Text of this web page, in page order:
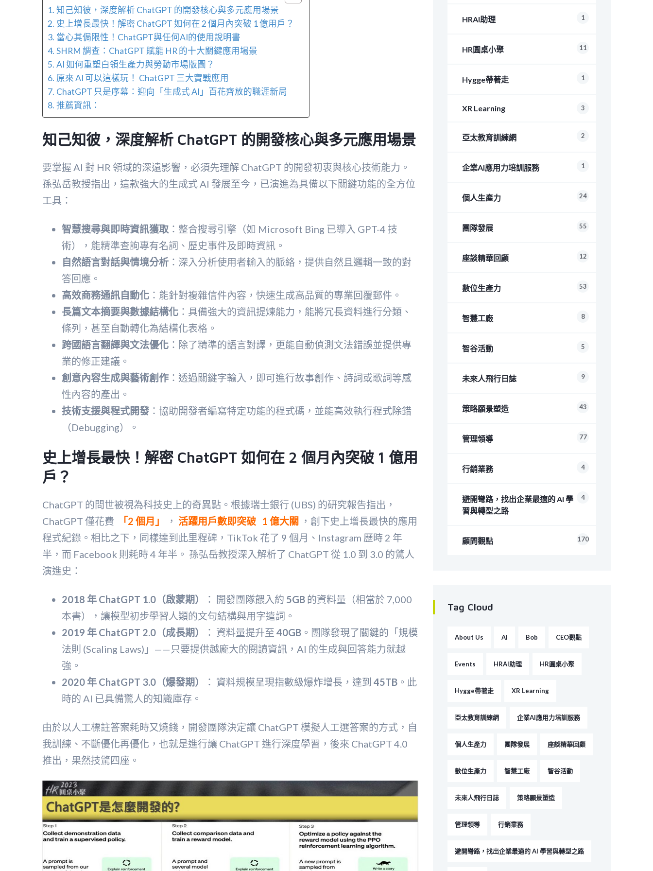
知己知彼，深度解析 ChatGPT 的開發核心與多元應用場景
史上增長最快！解密 ChatGPT 如何在 2 個月內突破 1 億用戶？
當心其侷限性！ChatGPT與任何AI的使用說明書
SHRM 調查：ChatGPT 賦能 HR 的十大關鍵應用場景
AI 如何重塑白領生產力與勞動市場版圖？
原來 AI 可以這樣玩！ ChatGPT 三大實戰應用
ChatGPT 只是序幕：迎向「生成式 AI」百花齊放的職涯新局
推薦資訊：
知己知彼，深度解析 ChatGPT 的開發核心與多元應用場景
要掌握 AI 對 HR 領域的深遠影響，必須先理解 ChatGPT 的開發初衷與核心技術能力。
孫弘岳教授指出，這款強大的生成式 AI 發展至今，已演進為具備以下關鍵功能的全方位
工具：
智慧搜尋與即時資訊獲取 ：整合搜尋引擎（如 Microsoft Bing 已導入 GPT-4 技
術），能精準查詢專有名詞、歷史事件及即時資訊。
自然語言對話與情境分析 ：深入分析使用者輸入的脈絡，提供自然且邏輯一致的對
答回應。
高效商務通訊自動化 ：能針對複雜信件內容，快速生成高品質的專業回覆郵件。
長篇文本摘要與數據結構化 ：具備強大的資訊提煉能力，能將冗長資料進行分類、
條列，甚至自動轉化為結構化表格。
跨國語言翻譯與文法優化 ：除了精準的語言對譯，更能自動偵測文法錯誤並提供專
業的修正建議。
創意內容生成與藝術創作 ：透過關鍵字輸入，即可進行故事創作、詩詞或歌詞等感
性內容的產出。
技術支援與程式開發 ：協助開發者編寫特定功能的程式碼，並能高效執行程式除錯
（Debugging）。
史上增長最快！解密 ChatGPT 如何在 2 個月內突破 1 億用
戶？
ChatGPT 的問世被視為科技史上的奇異點。根據瑞士銀行 (UBS) 的研究報告指出，
ChatGPT 僅花費
「2 個月」 ， 活躍用戶數即突破 1 億大關
，創下史上增長最快的應用
程式紀錄。相比之下，同樣達到此里程碑，TikTok 花了 9 個月、Instagram 歷時 2 年
半，而 Facebook 則耗時 4 年半。 孫弘岳教授深入解析了 ChatGPT 從 1.0 到 3.0 的驚人
演進史：
2018 年 ChatGPT 1.0（啟蒙期） ： 開發團隊餵入約 5GB 的資料量（相當於 7,000
本書），讓模型初步學習人類的文句結構與用字遣詞。
2019 年 ChatGPT 2.0（成長期）
： 資料量提升至 40GB 。團隊發現了關鍵的「規模
法則 (Scaling Laws)」——只要提供越龐大的閱讀資訊，AI 的生成與回答能力就越
強。
2020 年 ChatGPT 3.0（爆發期）
： 資料規模呈現指數級爆炸增長，達到 45TB 。此
時的 AI 已具備驚人的知識庫存。
由於以人工標註答案耗時又燒錢，開發團隊決定讓 ChatGPT 模擬人工選答案的方式，自
我訓練、不斷優化再優化，也就是進行讓 ChatGPT 進行深度學習，後來 ChatGPT 4.0
推出，果然技驚四座。
HRAI助理 1
HR圓桌小聚 11
Hygge帶著走 1
XR Learning 3
亞太教育訓練網 2
企業AI應用力培訓服務 1
個人生產力 24
團隊發展 55
座談精華回顧 12
數位生產力 53
智慧工廠 8
智谷活動 5
未來人飛行日誌 9
策略願景塑造 43
管理領導 77
行銷業務 4
避開彎路，找出企業最適的 AI 學
習與轉型之路
4
顧問觀點 170
Tag Cloud
About Us AI Bob CEO觀點
Events HRAI助理 HR圓桌小聚
Hygge帶著走 XR Learning
亞太教育訓練網 企業AI應用力培訓服務
個人生產力 團隊發展 座談精華回顧
數位生產力 智慧工廠 智谷活動
未來人飛行日誌 策略願景塑造
管理領導 行銷業務
避開彎路，找出企業最適的 AI 學習與轉型之路